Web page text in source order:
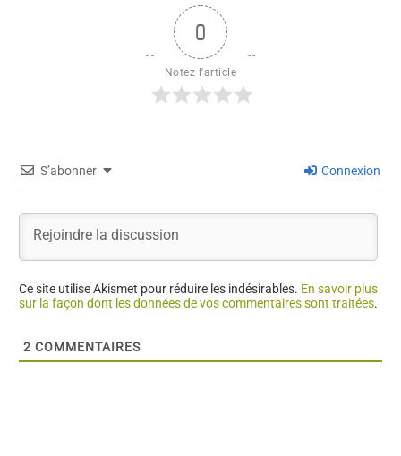
0
Notez l'article
S’abonner Connexion
Ce site utilise Akismet pour réduire les indésirables. En savoir plus
sur la façon dont les données de vos commentaires sont traitées.
2 COMMENTAIRES